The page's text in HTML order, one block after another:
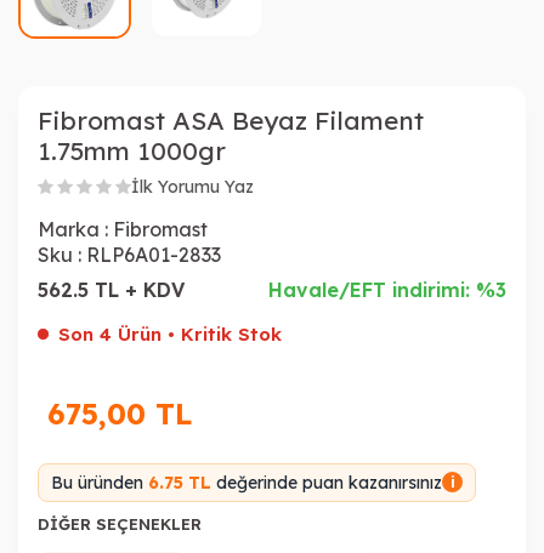
Fibromast ASA Beyaz Filament
1.75mm 1000gr
İlk Yorumu Yaz
Marka : Fibromast
Sku : RLP6A01-2833
562.5 TL + KDV
Havale/EFT indirimi: %3
Son 4 Ürün • Kritik Stok
675,00 TL
Bu üründen 6.75 TL değerinde puan kazanırsınız i
DIĞER SEÇENEKLER